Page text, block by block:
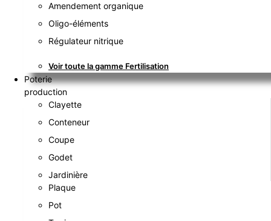
Amendement organique
Oligo-éléments
Régulateur nitrique
Voir toute la gamme Fertilisation
Poterie
production
Clayette
Conteneur
Coupe
Godet
Jardinière
Plaque
Pot